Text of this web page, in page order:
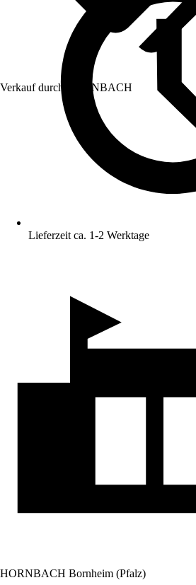
Verkauf durch: HORNBACH
Lieferzeit ca. 1-2 Werktage
HORNBACH Bornheim (Pfalz)